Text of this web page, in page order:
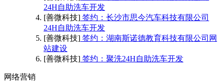
24H自助洗车开发
[善微科技] 签约：长沙市思今汽车科技有限公司
24H自助洗车开发
[善微科技] 签约：湖南斯诺德教育科技有限公司网
站建设
[善微科技] 签约：聚洗24H自助洗车开发
网络营销